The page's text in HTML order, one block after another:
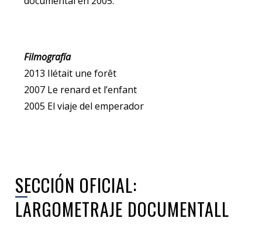
Filmografía
2013 Ilétait une forêt
2007 Le renard et l’enfant
2005 El viaje del emperador
SECCIÓN OFICIAL:
LARGOMETRAJE DOCUMENTALL